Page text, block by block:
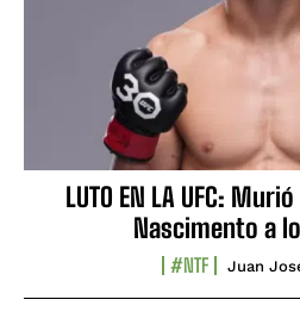
LUTO EN LA UFC:
Nascimento a
#NTF Juan